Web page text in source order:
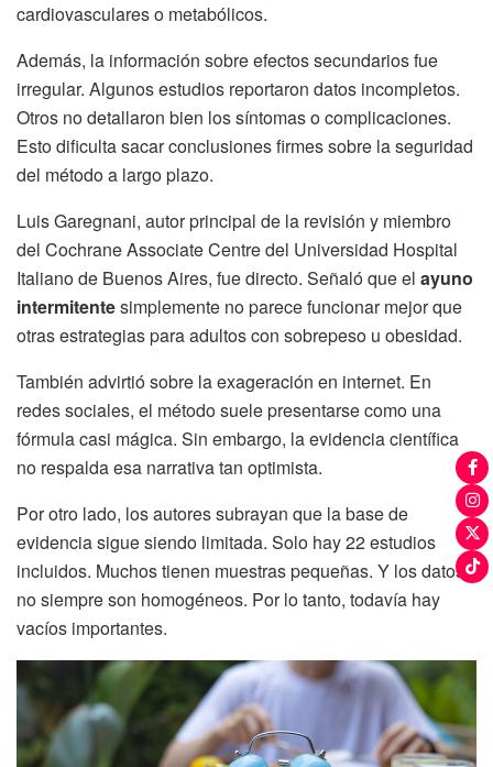
cardiovasculares o metabólicos.
Además, la información sobre efectos secundarios fue
irregular. Algunos estudios reportaron datos incompletos.
Otros no detallaron bien los síntomas o complicaciones.
Esto dificulta sacar conclusiones firmes sobre la seguridad
del método a largo plazo.
Luis Garegnani, autor principal de la revisión y miembro
del Cochrane Associate Centre del Universidad Hospital
Italiano de Buenos Aires, fue directo. Señaló que el ayuno
intermitentesimplemente no parece funcionar mejor que
otras estrategias para adultos con sobrepeso u obesidad.
También advirtió sobre la exageración en internet. En
redes sociales, el método suele presentarse como una
fórmula casi mágica. Sin embargo, la evidencia científica
no respalda esa narrativa tan optimista.
Por otro lado, los autores subrayan que la base de
evidencia sigue siendo limitada. Solo hay 22 estudios
incluidos. Muchos tienen muestras pequeñas. Y los datos
no siempre son homogéneos. Por lo tanto, todavía hay
vacíos importantes.